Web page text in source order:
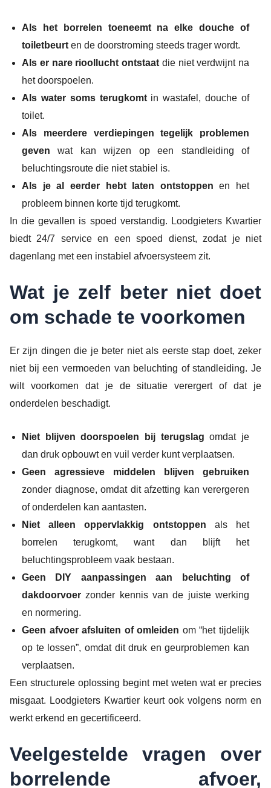
Als het borrelen toeneemt na elke douche of
toiletbeurt en de doorstroming steeds trager wordt.
Als er nare rioollucht ontstaat die niet verdwijnt na
het doorspoelen.
Als water soms terugkomtin wastafel, douche of
toilet.
Als meerdere verdiepingen tegelijk problemen
geven wat kan wijzen op een standleiding of
beluchtingsroute die niet stabiel is.
Als je al eerder hebt laten ontstoppen en het
probleem binnen korte tijd terugkomt.
In die gevallen is spoed verstandig. Loodgieters Kwartier
biedt 24/7 service en een spoed dienst, zodat je niet
dagenlang met een instabiel afvoersysteem zit.
Wat je zelf beter niet doet
om schade te voorkomen
Er zijn dingen die je beter niet als eerste stap doet, zeker
niet bij een vermoeden van beluchting of standleiding. Je
wilt voorkomen dat je de situatie verergert of dat je
onderdelen beschadigt.
Niet blijven doorspoelen bij terugslag omdat je
dan druk opbouwt en vuil verder kunt verplaatsen.
Geen agressieve middelen blijven gebruiken
zonder diagnose, omdat dit afzetting kan verergeren
of onderdelen kan aantasten.
Niet alleen oppervlakkig ontstoppen als het
borrelen terugkomt, want dan blijft het
beluchtingsprobleem vaak bestaan.
Geen DIY aanpassingen aan beluchting of
dakdoorvoer zonder kennis van de juiste werking
en normering.
Geen afvoer afsluiten of omleiden om “het tijdelijk
op te lossen”, omdat dit druk en geurproblemen kan
verplaatsen.
Een structurele oplossing begint met weten wat er precies
misgaat. Loodgieters Kwartier keurt ook volgens norm en
werkt erkend en gecertificeerd.
Veelgestelde vragen over
borrelende afvoer,